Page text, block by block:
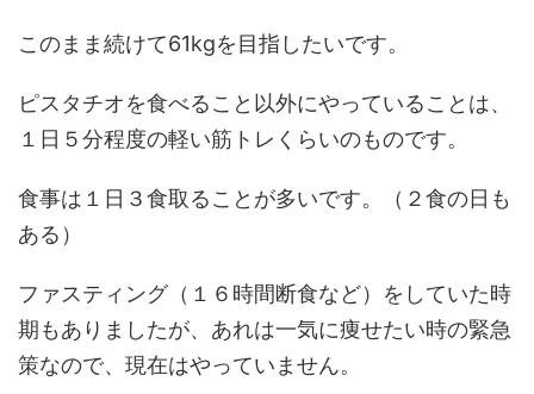
このまま続けて61kgを目指したいです。
ピスタチオを食べること以外にやっていることは、
１日５分程度の軽い筋トレくらいのものです。
食事は１日３食取ることが多いです。（２食の日も
ある）
ファスティング（１６時間断食など）をしていた時
期もありましたが、あれは一気に痩せたい時の緊急
策なので、現在はやっていません。